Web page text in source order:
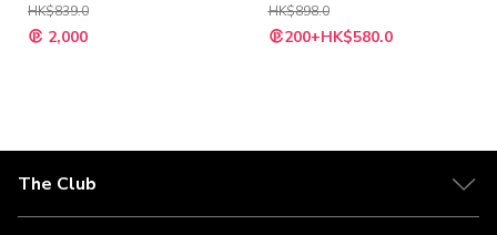
HK$839.0
特
殊 2,000
HK$898.0
特
殊 200+HK$580.0
The Club
關於 The Club